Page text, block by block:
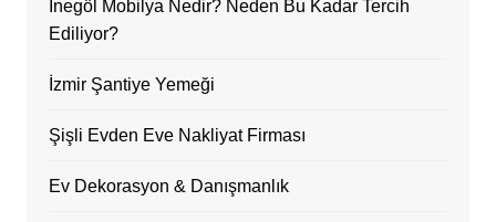
İnegöl Mobilya Nedir? Neden Bu Kadar Tercih
Ediliyor?
İzmir Şantiye Yemeği
Şişli Evden Eve Nakliyat Firması
Ev Dekorasyon & Danışmanlık